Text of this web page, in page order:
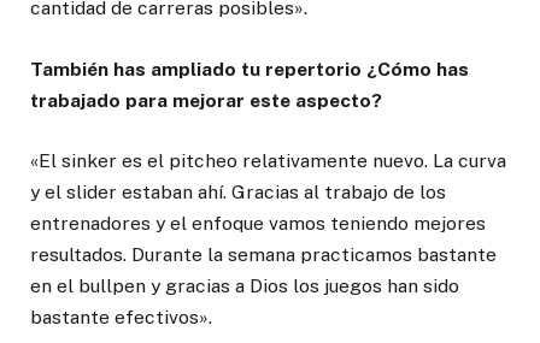
cantidad de carreras posibles».
También has ampliado tu repertorio ¿Cómo has
trabajado para mejorar este aspecto?
«El sinker es el pitcheo relativamente nuevo. La curva
y el slider estaban ahí. Gracias al trabajo de los
entrenadores y el enfoque vamos teniendo mejores
resultados. Durante la semana practicamos bastante
en el bullpen y gracias a Dios los juegos han sido
bastante efectivos».